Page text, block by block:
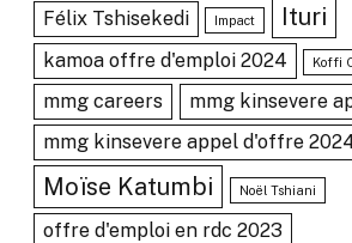
Félix Tshisekedi Impact Ituri
kamoa offre d'emploi 2024 Koffi
mmg careers
mmg kinsevere
mmg kinsevere appel d'offre
Moïse Katumbi Noël Tshiani
offre d'emploi en rdc 2023